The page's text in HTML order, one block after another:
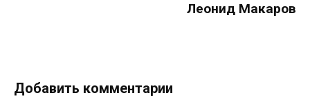
Леонид Макаров
Добавить комментарии